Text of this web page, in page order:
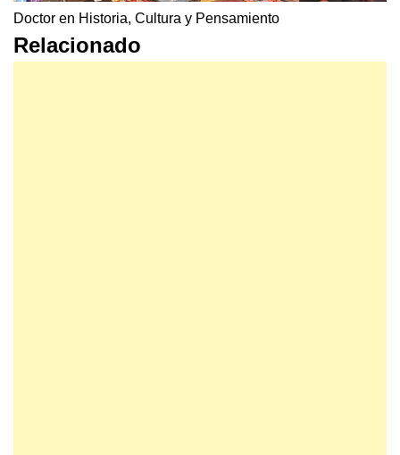
Doctor en Historia, Cultura y Pensamiento
Relacionado